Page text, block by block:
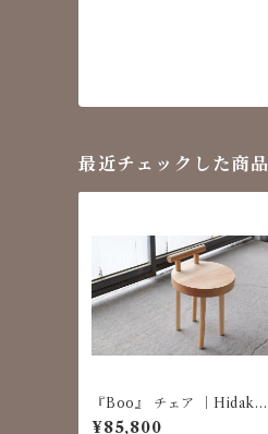
最近チェックした商品
『Boo』 チェア ｜Hidaku
ma Furniture
¥85,800